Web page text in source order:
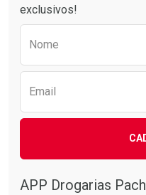
exclusivos!
Nome
Email
APP Drogarias